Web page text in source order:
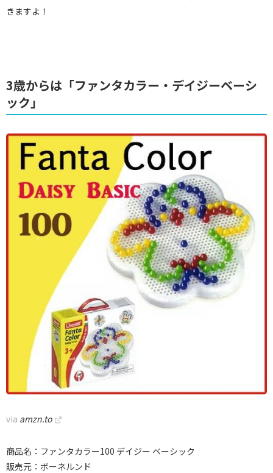
きますよ！
3歳からは「ファンタカラー・デイジーベーシ
ック」
via amzn.to
商品名：ファンタカラー100 デイジー ベーシック
販売元：ボーネルンド